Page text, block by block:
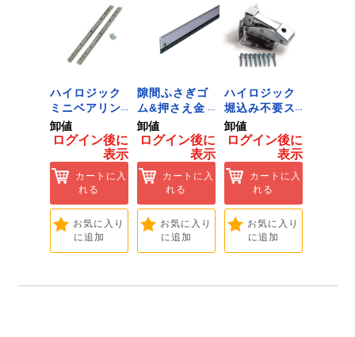
ハイロジック
ミニベアリン
グタイプ 310
ミリ 72958
Hardware]
卸値
ログイン後に
表示
カートに入
れる
お気に入り
に追加
隙間ふさぎゴ
ム&押さえ金
物 72909
卸値
ログイン後に
表示
カートに入
れる
お気に入り
に追加
ハイロジック
堀込み不要ス
ライド蝶番S
無兼用 P-726
Hardware]
卸値
ログイン後に
表示
カートに入
れる
お気に入り
に追加